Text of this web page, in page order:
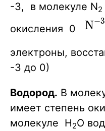
-3, в молекуле N2
окисления 0 NX
−3
электроны,
-3 до 0)
Водород. В
имеет степень
молекуле Н2O